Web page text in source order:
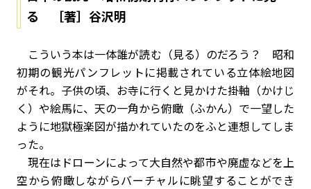
る ［著］谷沢明
こういう本は一体誰が読む（見る）のだろう？ 昭和
初期の観光パンフレットに掲載されている立体絵地図
がそれ。子供の頃、お寺に行くと見かけた掛軸（かけじ
く）や絵馬に、天の一角から俯瞰（ふかん）で一望した
ように地獄極楽図が描かれていたのをふと連想してしま
った。
現在はドローンによって大自然や都市や廃虚などを上
空から俯瞰しながらバーチャルに眺望することができ